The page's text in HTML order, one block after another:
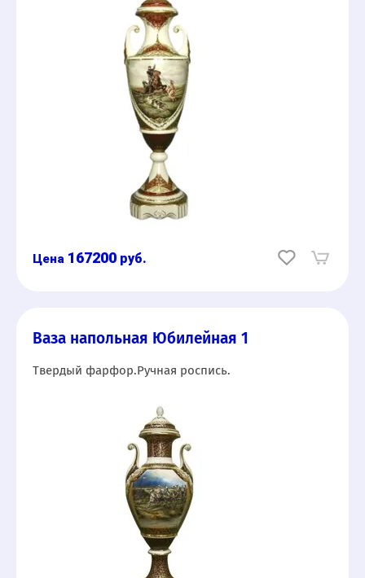
167200 руб.
Ваза напольная Юбилейная 1
Твердый фарфор.Ручная роспись.